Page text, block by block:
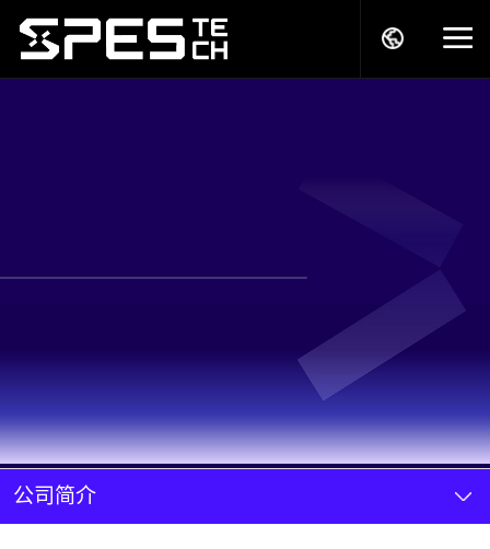
商务模式
新闻资讯
公司简介